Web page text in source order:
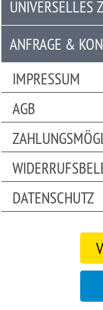
Universelles
Zubehör
Anfrage
&
Kontaktformular
Garage
|
Carport
UNIVERSELLES
ANFRAGE &
IMPRESSUM
AGB
DATENSCHUTZ